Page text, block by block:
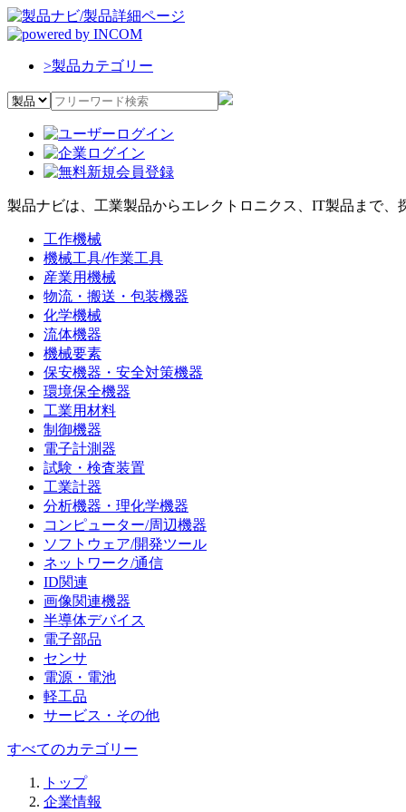
>製品カテゴリー
製品ナビは、工業製品からエレクトロニクス、IT製品まで、
工作機械
機械工具/作業工具
産業用機械
物流・搬送・包装機器
化学機械
流体機器
機械要素
保安機器・安全対策機器
環境保全機器
工業用材料
制御機器
電子計測器
試験・検査装置
工業計器
分析機器・理化学機器
コンピューター/周辺機器
ソフトウェア/開発ツール
ネットワーク/通信
ID関連
画像関連機器
半導体デバイス
電子部品
センサ
電源・電池
軽工品
サービス・その他
すべてのカテゴリー
トップ
企業情報